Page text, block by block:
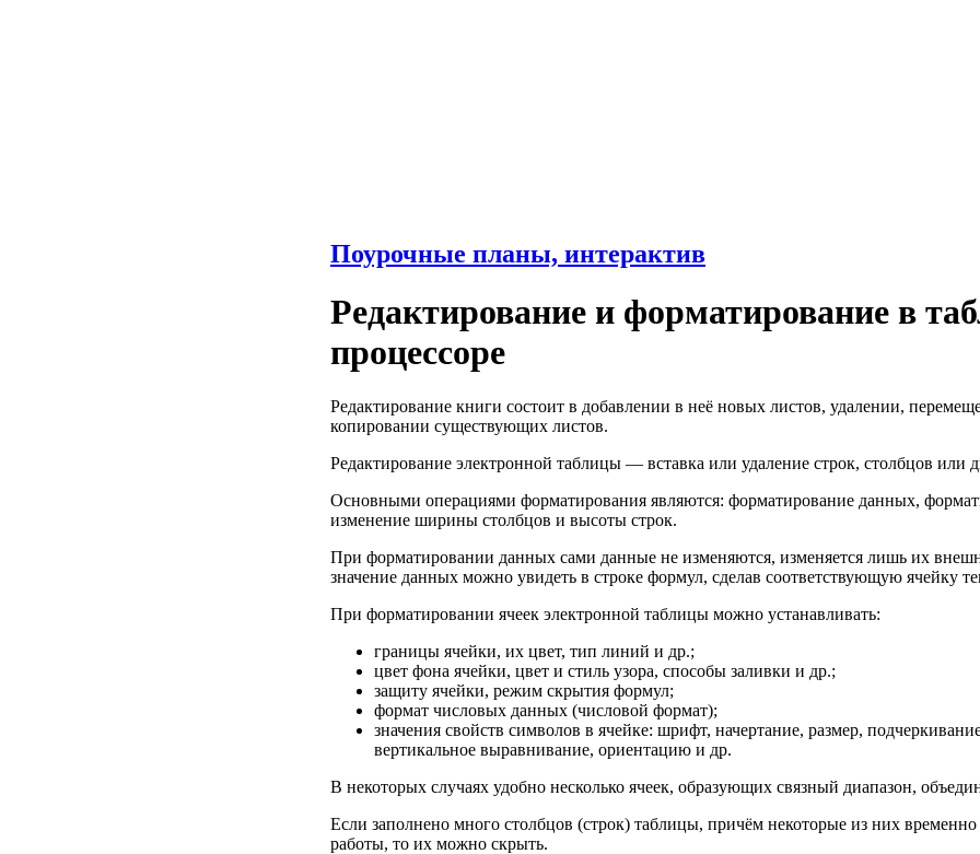
Поурочные планы, интерактив
Редактирование и форматирование в
процессоре
Редактирование книги состоит в добавлении в неё новых листов, удалении,
копировании существующих листов.
Редактирование электронной таблицы — вставка или удаление строк, столбцов или
Основными операциями форматирования являются: форматирование данных,
изменение ширины столбцов и высоты строк.
При форматировании данных сами данные не изменяются, изменяется лишь их
значение данных можно увидеть в строке формул, сделав соответствующую ячейку
При форматировании ячеек электронной таблицы можно устанавливать:
границы ячейки, их цвет, тип линий и др.;
цвет фона ячейки, цвет и стиль узора, способы заливки и др.;
защиту ячейки, режим скрытия формул;
формат числовых данных (числовой формат);
значения свойств символов в ячейке: шрифт, начертание, размер,
вертикальное выравнивание, ориентацию и др.
В некоторых случаях удобно несколько ячеек, образующих связный диапазон,
Если заполнено много столбцов (строк) таблицы, причём некоторые из них
работы, то их можно скрыть.